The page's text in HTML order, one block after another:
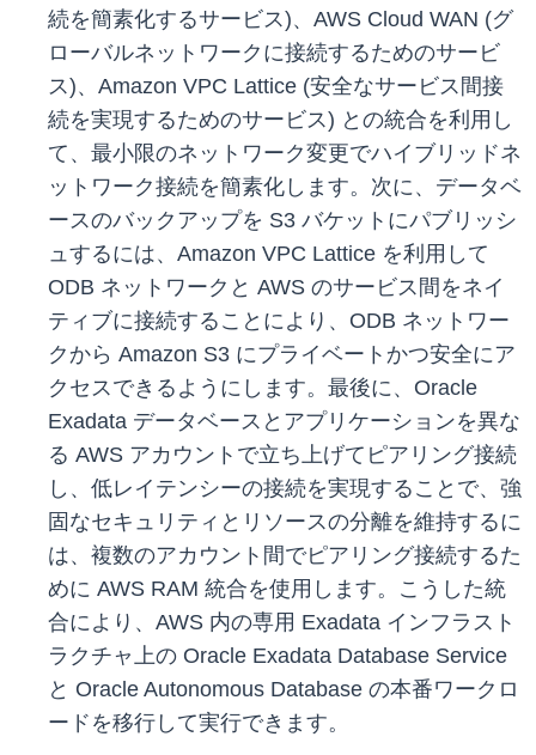
続を簡素化するサービス)、AWS Cloud WAN (グ
ローバルネットワークに接続するためのサービ
ス)、Amazon VPC Lattice (安全なサービス間接
続を実現するためのサービス) との統合を利用し
て、最小限のネットワーク変更でハイブリッドネ
ットワーク接続を簡素化します。次に、データベ
ースのバックアップを S3 バケットにパブリッシ
ュするには、Amazon VPC Lattice を利用して
ODB ネットワークと AWS のサービス間をネイ
ティブに接続することにより、ODB ネットワー
クから Amazon S3 にプライベートかつ安全にア
クセスできるようにします。最後に、Oracle
Exadata データベースとアプリケーションを異な
る AWS アカウントで立ち上げてピアリング接続
し、低レイテンシーの接続を実現することで、強
固なセキュリティとリソースの分離を維持するに
は、複数のアカウント間でピアリング接続するた
めに AWS RAM 統合を使用します。こうした統
合により、AWS 内の専用 Exadata インフラスト
ラクチャ上の Oracle Exadata Database Service
と Oracle Autonomous Database の本番ワークロ
ードを移行して実行できます。